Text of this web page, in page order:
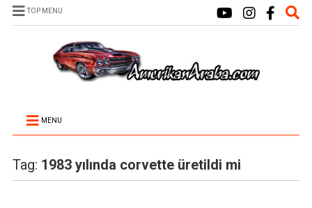
TOP MENU
MENU
Tag: 1983 yılında corvette üretildi mi